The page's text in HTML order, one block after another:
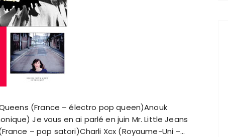
(France – électro pop queen)Anouk
Je vous en ai parlé en juin Mr. Little Jeans
– pop satori)Charli Xcx (Royaume-Uni –…